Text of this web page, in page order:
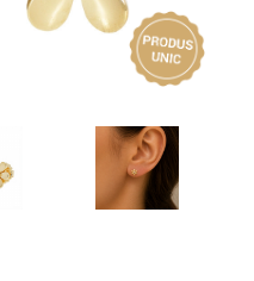
Vezi toate